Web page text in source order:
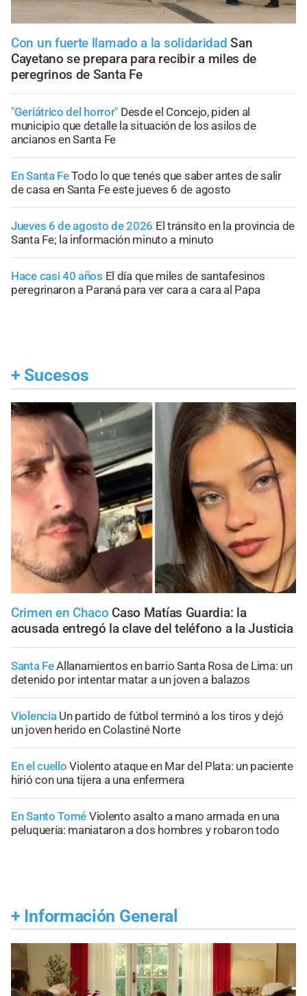
Con un fuerte llamado a la solidaridad San
Cayetano se prepara para recibir a miles de
peregrinos de Santa Fe
"Geriátrico del horror" Desde el Concejo, piden al
municipio que detalle la situación de los asilos de
ancianos en Santa Fe
En Santa FeTodo lo que tenés que saber antes de salir
de casa en Santa Fe este jueves 6 de agosto
Jueves 6 de agosto de 2026 El tránsito en la provincia de
Santa Fe; la información minuto a minuto
Hace casi 40 años El día que miles de santafesinos
peregrinaron a Paraná para ver cara a cara al Papa
+ Sucesos
Crimen en Chaco Caso Matías Guardia: la
acusada entregó la clave del teléfono a la Justicia
Santa FeAllanamientos en barrio Santa Rosa de Lima: un
detenido por intentar matar a un joven a balazos
Violencia Un partido de fútbol terminó a los tiros y dejó
un joven herido en Colastiné Norte
En el cuello Violento ataque en Mar del Plata: un paciente
hirió con una tijera a una enfermera
En Santo Tomé Violento asalto a mano armada en una
peluquería: maniataron a dos hombres y robaron todo
+ Información General